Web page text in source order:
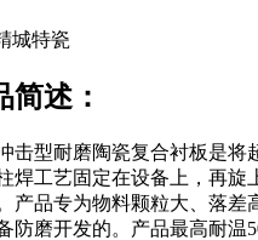
城特瓷
简述：
型耐磨陶瓷复合衬板是将
焊工艺固定在设备上，再旋
产品专为物料颗粒大、落差
防磨开发的。产品最高耐温